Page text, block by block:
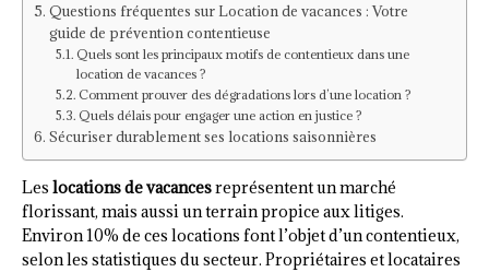
Questions fréquentes sur Location de vacances : Votre
guide de prévention contentieuse
Quels sont les principaux motifs de contentieux dans une
location de vacances ?
Comment prouver des dégradations lors d’une location ?
Quels délais pour engager une action en justice ?
Sécuriser durablement ses locations saisonnières
Les locations de vacancesreprésentent un marché
florissant, mais aussi un terrain propice aux litiges.
Environ 10% de ces locations font l’objet d’un contentieux,
selon les statistiques du secteur. Propriétaires et locataires